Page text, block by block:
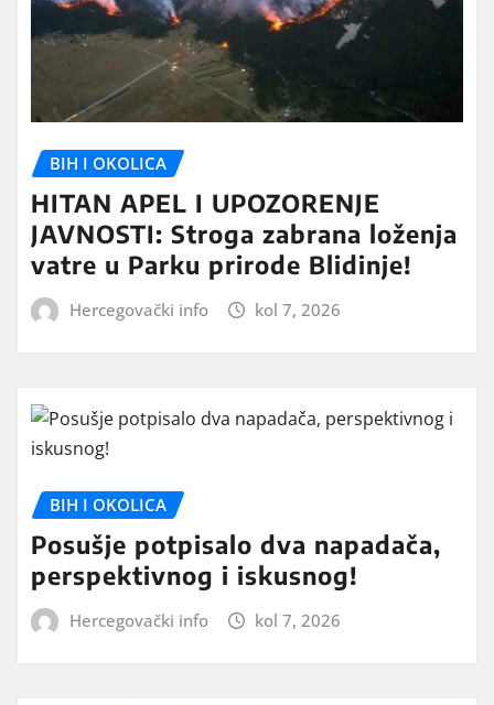
BIH I OKOLICA
HITAN APEL I UPOZORENJE
JAVNOSTI: Stroga zabrana loženja
vatre u Parku prirode Blidinje!
Hercegovački info kol 7, 2026
BIH I OKOLICA
Posušje potpisalo dva napadača,
perspektivnog i iskusnog!
Hercegovački info kol 7, 2026